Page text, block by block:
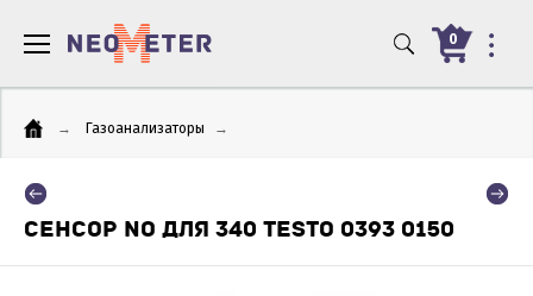
0
→ Газоанализаторы →
СЕНСОР NO ДЛЯ 340 TESTO 0393 0150